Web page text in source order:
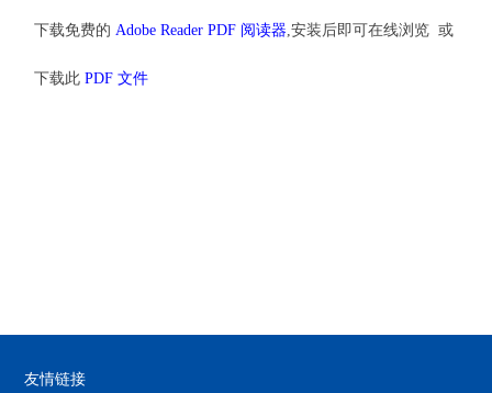
下载免费的 Adobe Reader PDF 阅读器 ,安装后即可在线浏览 或
下载此PDF 文件
友情链接